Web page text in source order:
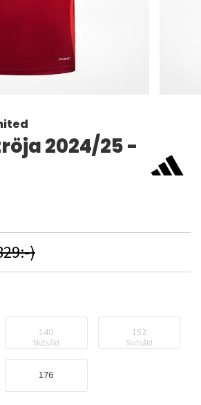
2024/25 -
)
140
Slutsåld
152
Slutsåld
176